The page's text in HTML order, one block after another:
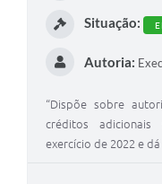
Situação:
Autoria:
“Dispõe sobre
créditos adicionais
exercício de 2022 e